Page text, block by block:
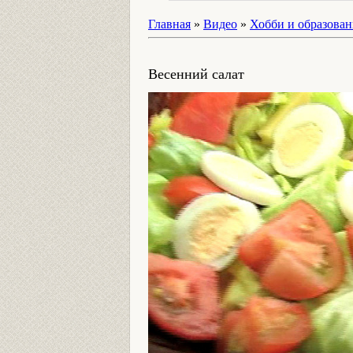
Главная » Видео » Хобби и
Весенний салат